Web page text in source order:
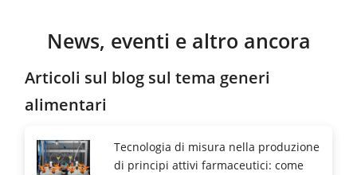
News, eventi e altro ancora
Articoli sul blog sul tema generi
alimentari
Tecnologia di misura nella produzione
di principi attivi farmaceutici: come